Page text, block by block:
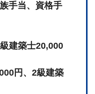
手当、資格手
建築士20,000
円、2級建築